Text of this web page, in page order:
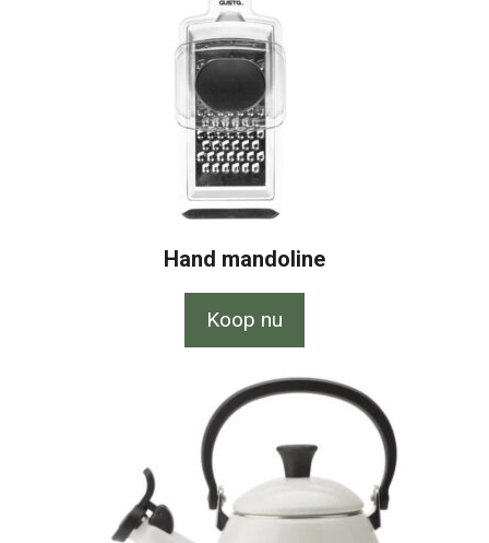
Hand mandoline
Koop nu